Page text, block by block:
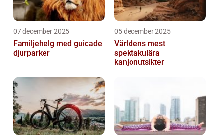
07 december 2025
Familjehelg med guidade
djurparker
05 december 2025
Världens mest
spektakulära
kanjonutsikter